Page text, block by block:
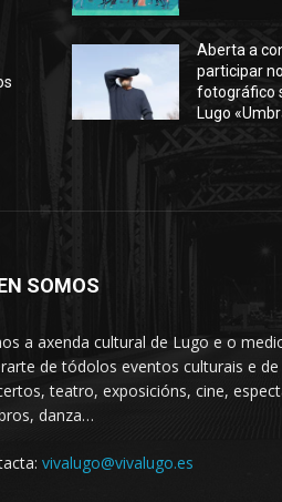
Aberta a
participar
fotográfico
Lugo
SOMOS
a axenda cultural de Lugo e o
de tódolos eventos culturais e de
teatro, exposicións, cine,
danza…
vivalugo@vivalugo.es